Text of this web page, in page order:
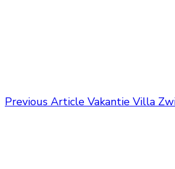
Previous Article Vakantie Villa